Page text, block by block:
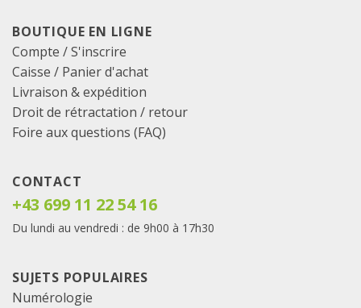
BOUTIQUE EN LIGNE
Compte / S'inscrire
Caisse / Panier d'achat
Livraison & expédition
Droit de rétractation / retour
Foire aux questions (FAQ)
CONTACT
+43 699 11 22 54 16
Du lundi au vendredi : de 9h00 à 17h30
SUJETS POPULAIRES
Numérologie